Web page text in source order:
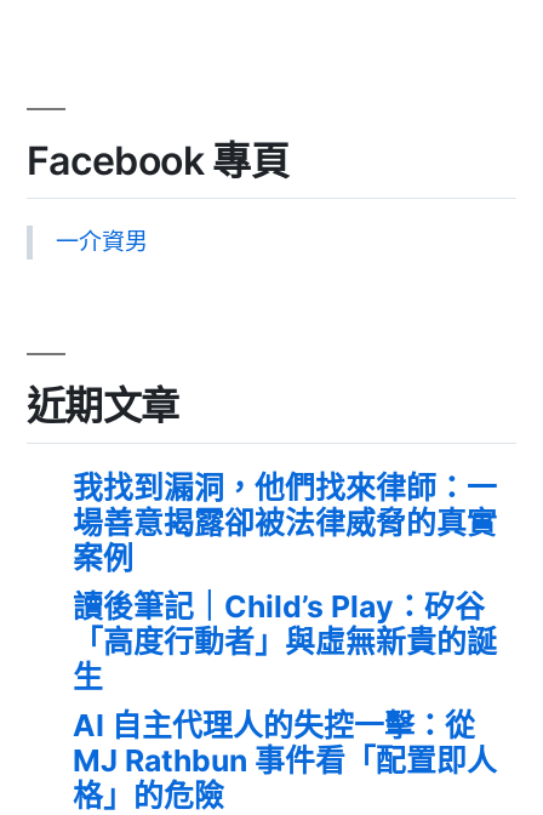
Facebook 專頁
一介資男
近期文章
我找到漏洞，他們找來律師：一
場善意揭露卻被法律威脅的真實
案例
讀後筆記｜Child’s Play：矽谷
「高度行動者」與虛無新貴的誕
生
AI 自主代理人的失控一擊：從
MJ Rathbun 事件看「配置即人
格」的危險